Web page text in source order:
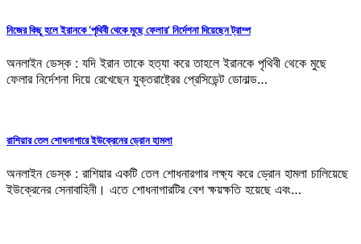
নিজের কিছু হলে ইরানকে ‘পৃথিবী থেকে মুছে ফেলার’ নির্দেশনা দিয়েছেন ট্রাম্প
অনলাইন ডেস্ক : যদি ইরান তাকে হত্যা করে তাহলে ইরানকে পৃথিবী থেকে মুছে
ফেলার নির্দেশনা দিয়ে রেখেছেন যুক্তরাষ্ট্রের প্রেসিডেন্ট ডোনাল্ড…
রাশিয়ার তেল শোধনাগারে ইউক্রেনের ড্রোন হামলা
অনলাইন ডেস্ক : রাশিয়ার একটি তেল শোধনারগার লক্ষ্য করে ড্রোন হামলা চালিয়েছে
ইউক্রেনের সেনাবাহিনী। এতে শোধনাগারটির বেশ ক্ষয়ক্ষতি হয়েছে এবং…